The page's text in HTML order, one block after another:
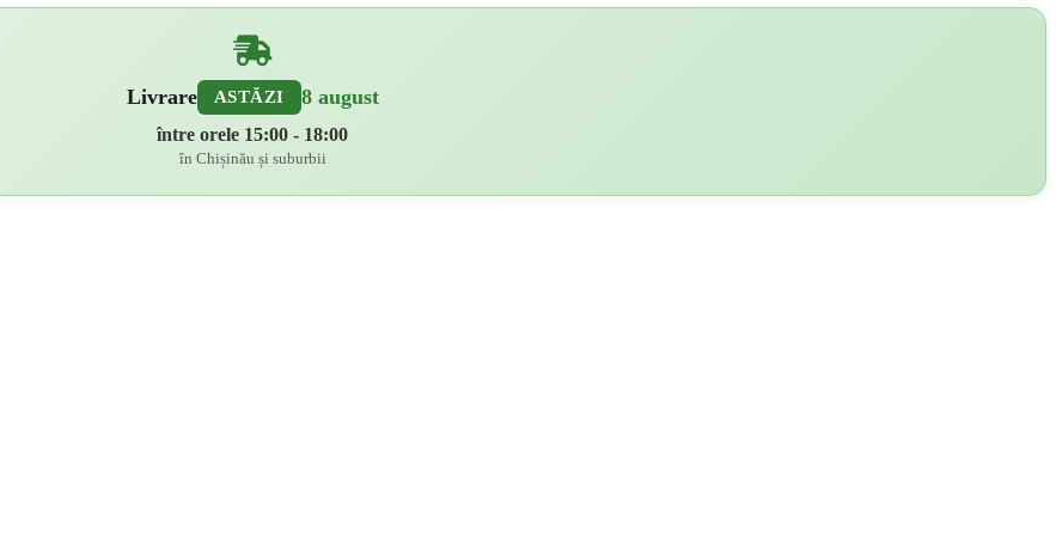
Livrare ASTĂZI 8 august
între orele 15:00 - 18:00
în Chișinău și suburbii